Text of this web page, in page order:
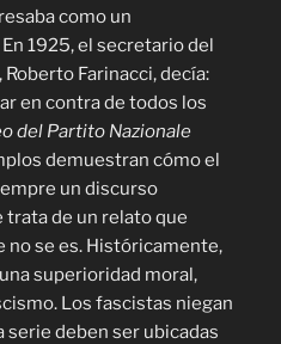
como un
1925, el secretario del
Farinacci, decía:
en contra de todos los
del Partito Nazionale
demuestran cómo el
un discurso
trata de un relato que
no se es. Históricamente,
superioridad moral,
Los fascistas niegan
serie deben ser ubicadas